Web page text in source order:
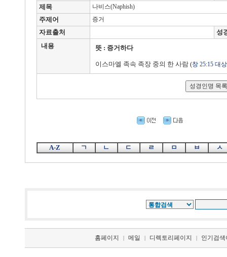
제목
나비스(Naphish)
주제어 증거
자료출처
성
내용
뜻 : 증거하다
이스마엘 족속 족장 중의 한 사람 (창 25:15 대
A-Z ㄱ ㄴ ㄷ ㄹ ㅁ ㅂ ㅅ
홈페이지 | 메일 | 디렉토리페이지 | 인기검색